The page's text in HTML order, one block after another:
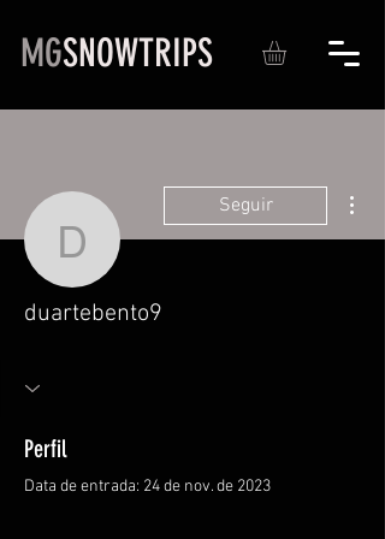
MGSNOWTRIPS
duartebento9
Seguir
duartebento9
Perfil
Data de entrada: 24 de nov. de 2023